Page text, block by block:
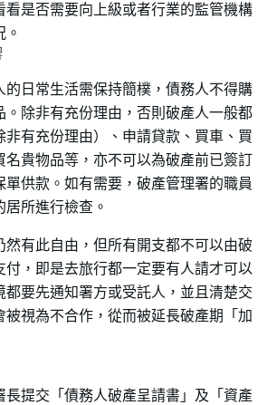
看是否需要向上級或者行業的監管機構
的日常生活需保持簡樸，債務人不得購
。除非有充份理由，否則破產人一般都
非有充份理由）、申請貸款、買車、買
名貴物品等，亦不可以為破產前已簽訂
單供款。如有需要，破產管理署的職員
所進行檢查。
然有此自由，但所有開支都不可以由破
付，即是去旅行都一定要有人請才可以
都要先通知署方或受託人，並且清楚交
被視為不合作，從而被延長破產期「加
長提交「債務人破產呈請書」及「資產